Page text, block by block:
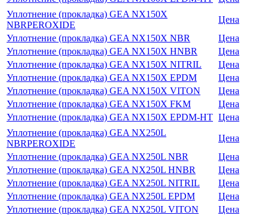
Уплотнение (прокладка) GEA NX150X
NBRPEROXIDE
Цена
Уплотнение (прокладка) GEA NX150X NBR
Цена
Уплотнение (прокладка) GEA NX150X HNBR
Цена
Уплотнение (прокладка) GEA NX150X NITRIL
Цена
Уплотнение (прокладка) GEA NX150X EPDM
Цена
Уплотнение (прокладка) GEA NX150X VITON
Цена
Уплотнение (прокладка) GEA NX150X FKM
Цена
Уплотнение (прокладка) GEA NX150X EPDM-HT Цена
Уплотнение (прокладка) GEA NX250L
NBRPEROXIDE
Цена
Уплотнение (прокладка) GEA NX250L NBR
Цена
Уплотнение (прокладка) GEA NX250L HNBR
Цена
Уплотнение (прокладка) GEA NX250L NITRIL
Цена
Уплотнение (прокладка) GEA NX250L EPDM
Цена
Уплотнение (прокладка) GEA NX250L VITON
Цена